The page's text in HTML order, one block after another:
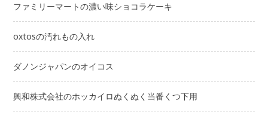
ファミリーマートの濃い味ショコラケーキ
oxtosの汚れもの入れ
ダノンジャパンのオイコス
興和株式会社のホッカイロぬくぬく当番くつ下用